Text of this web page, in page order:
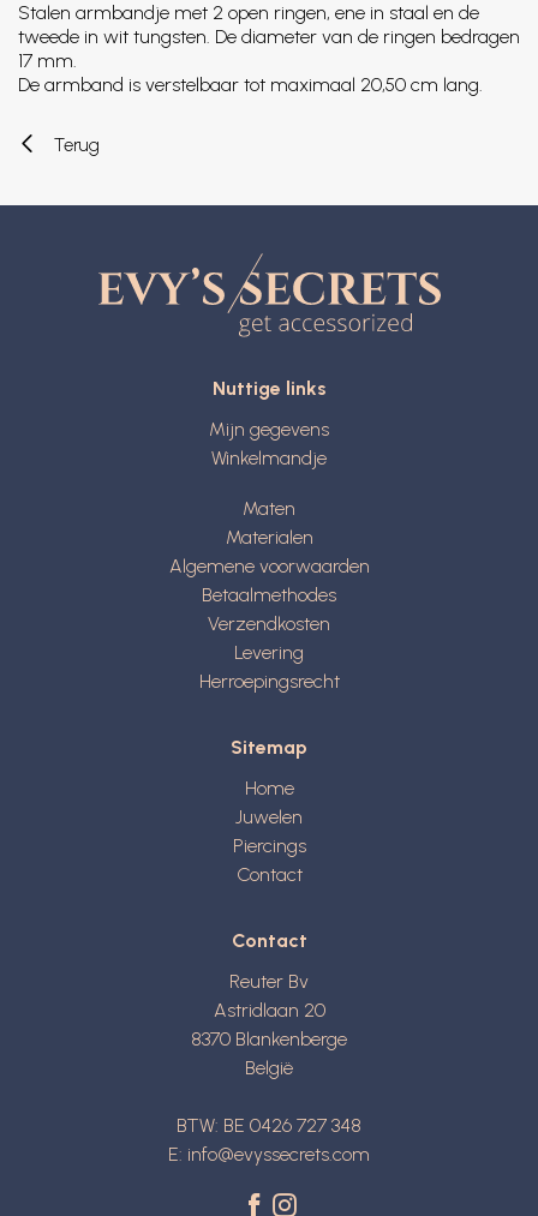
Stalen armbandje met 2 open ringen, ene in staal en de
tweede in wit tungsten. De diameter van de ringen bedragen
17 mm.
De armband is verstelbaar tot maximaal 20,50 cm lang.
Terug
Nuttige links
Mijn gegevens
Winkelmandje
Maten
Materialen
Algemene voorwaarden
Betaalmethodes
Verzendkosten
Levering
Herroepingsrecht
Sitemap
Home
Juwelen
Piercings
Contact
Contact
Reuter Bv
Astridlaan 20
8370 Blankenberge
België
BTW: BE 0426 727 348
E: info@evyssecrets.com